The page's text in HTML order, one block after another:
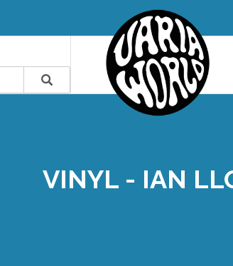
VINYL - IAN